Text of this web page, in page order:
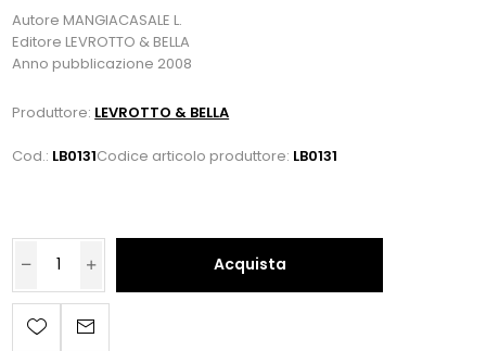
Autore MANGIACASALE L.
Editore LEVROTTO & BELLA
Anno pubblicazione 2008
Produttore: LEVROTTO & BELLA
Cod.: LB0131Codice articolo produttore: LB0131
Acquista